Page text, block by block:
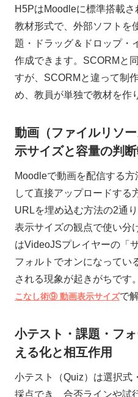
H5PはMoodleに標準搭載
教材形式で、外部ソフトを
題・ドラッグ＆ドロップ・
作成できます。SCORMと
すが、SCORMと違って制
め、教員が単独で教材を作
動画（ファイルリソ
示サイズと容量の判
Moodleで動画を配信する
して直接アップロードする
URLを埋め込む方法の2通
表示サイズの観点で使い分
はVideoJSプレイヤーの「
フォルトでオンになってい
される現象が起きがちです
こなし術⑨ 動画表示サイズで
小テスト・課題・フ
える化と相互作用
小テスト（Quiz）は選択式
採点でき、合否ラインや試